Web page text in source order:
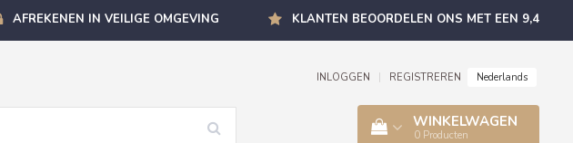
AFREKENEN IN VEILIGE OMGEVING KLANTEN BEOORDELEN ONS MET EEN 9,4
INLOGGEN REGISTREREN Nederlands
WINKELWAGEN
0 Producten